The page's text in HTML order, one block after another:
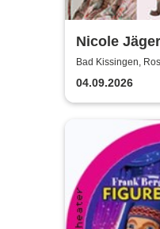
Nicole
Bad Kissingen,
04.09.2026